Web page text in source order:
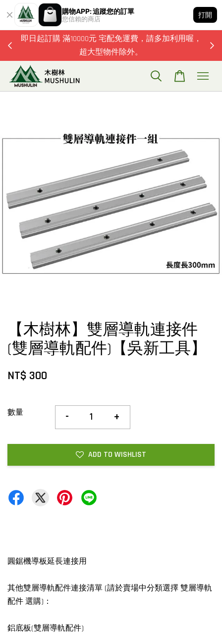
購物APP: 追蹤您的訂單
您信賴的商店
打開
即日起訂購 滿10000元 宅配免運費，請多加利用喔，
超大型物件除外。
【木樹林】雙層導軌連接件
(雙層導軌配件)【吳新工具】
NT$ 300
數量 - +
ADD TO WISHLIST
圓鋸機導板延長連接用
其他雙層導軌配件連接清單 (請於賣場中分類選擇 雙層導軌
配件 選購)：
鋁底板(雙層導軌配件)